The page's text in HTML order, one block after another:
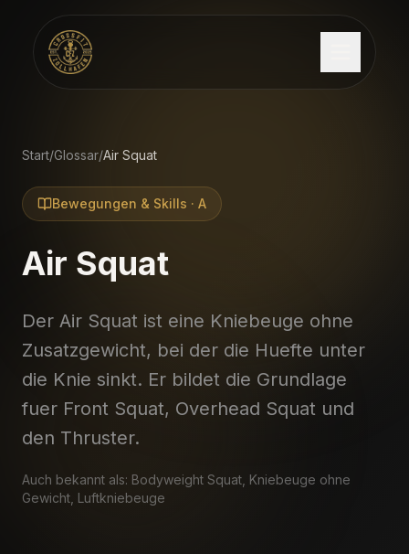
Start/Glossar/Air Squat
Bewegungen & Skills · A
Air Squat
Der Air Squat ist eine Kniebeuge ohne
Zusatzgewicht, bei der die Huefte unter
die Knie sinkt. Er bildet die Grundlage
fuer Front Squat, Overhead Squat und
den Thruster.
Auch bekannt als: Bodyweight Squat, Kniebeuge ohne
Gewicht, Luftkniebeuge